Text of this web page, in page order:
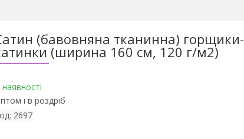
(бавовняна тканинна) горщики-
(ширина 160 см, 120 г/м2)
і в роздріб
2697